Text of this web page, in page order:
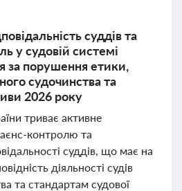
суддів та
у судовій системі
за порушення етики,
судочинства та
2026 року
триває активне
контролю та
суддів, що має на
діяльності судів
та стандартам судової